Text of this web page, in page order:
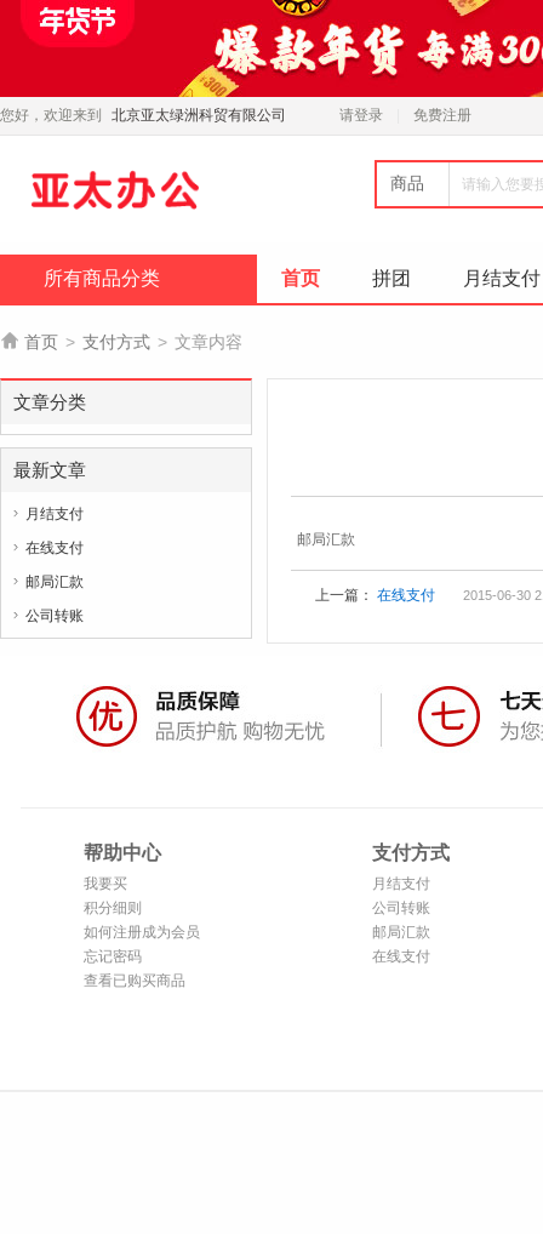
您好，欢迎来到 北京亚太绿洲科贸有限公司 请登录 免费注册
商品
所有商品分类 首页 拼团 月结支付
 首页 > 支付方式 > 文章内容
文章分类
最新文章
 月结支付
 在线支付
 邮局汇款
 公司转账
邮局汇款
上一篇： 在线支付 2015-06-30
帮助中心
我要买
积分细则
如何注册成为会员
忘记密码
查看已购买商品
支付方式
月结支付
公司转账
邮局汇款
在线支付